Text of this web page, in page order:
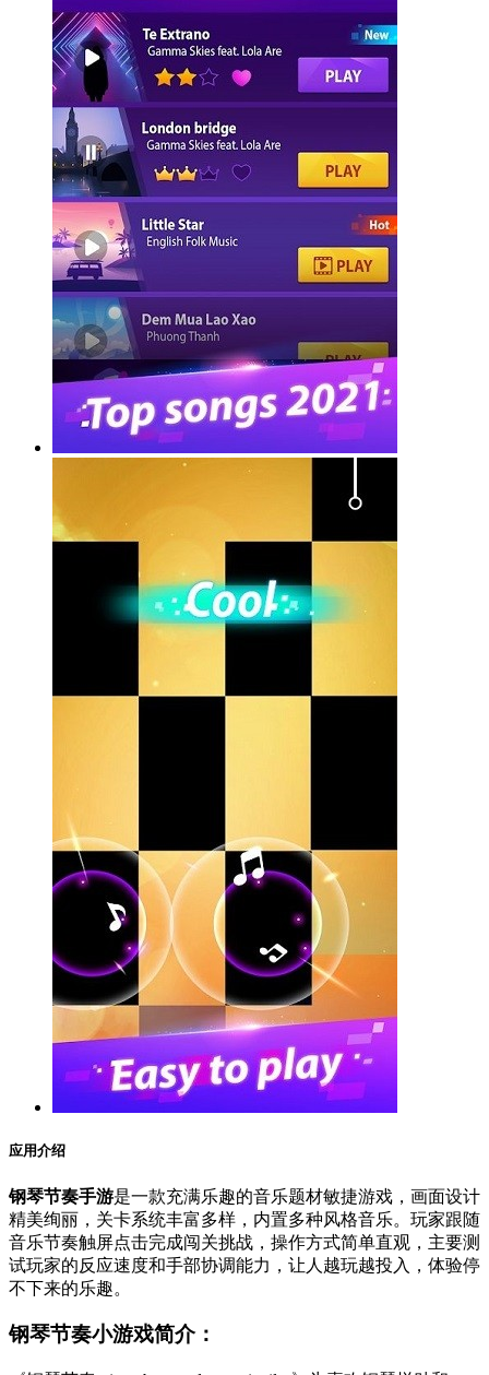
应用介绍
钢琴节奏手游是一款充满乐趣的音乐题材敏捷游戏，画面设计
精美绚丽，关卡系统丰富多样，内置多种风格音乐。玩家跟随
音乐节奏触屏点击完成闯关挑战，操作方式简单直观，主要测
试玩家的反应速度和手部协调能力，让人越玩越投入，体验停
不下来的乐趣。
钢琴节奏小游戏简介：